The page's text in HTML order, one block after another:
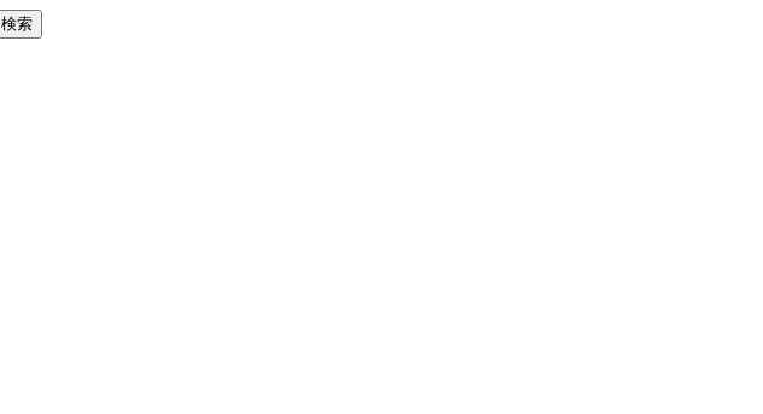
検索